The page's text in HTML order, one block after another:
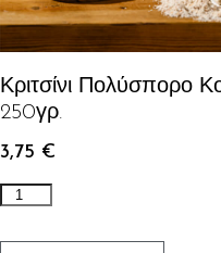
Κριτσίνι Πολύσπορο
250γρ.
3,75 €